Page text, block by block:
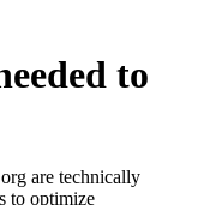
to
are technically
to optimize